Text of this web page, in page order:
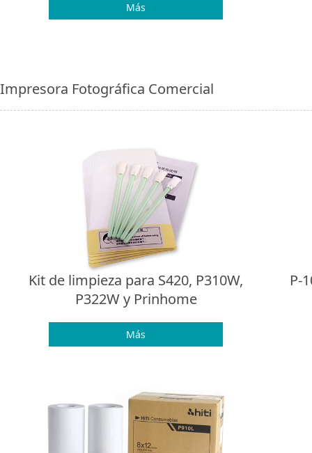
Más
Impresora Fotográfica Comercial
Kit de limpieza para S420, P310W,
P322W y Prinhome
Más
P-